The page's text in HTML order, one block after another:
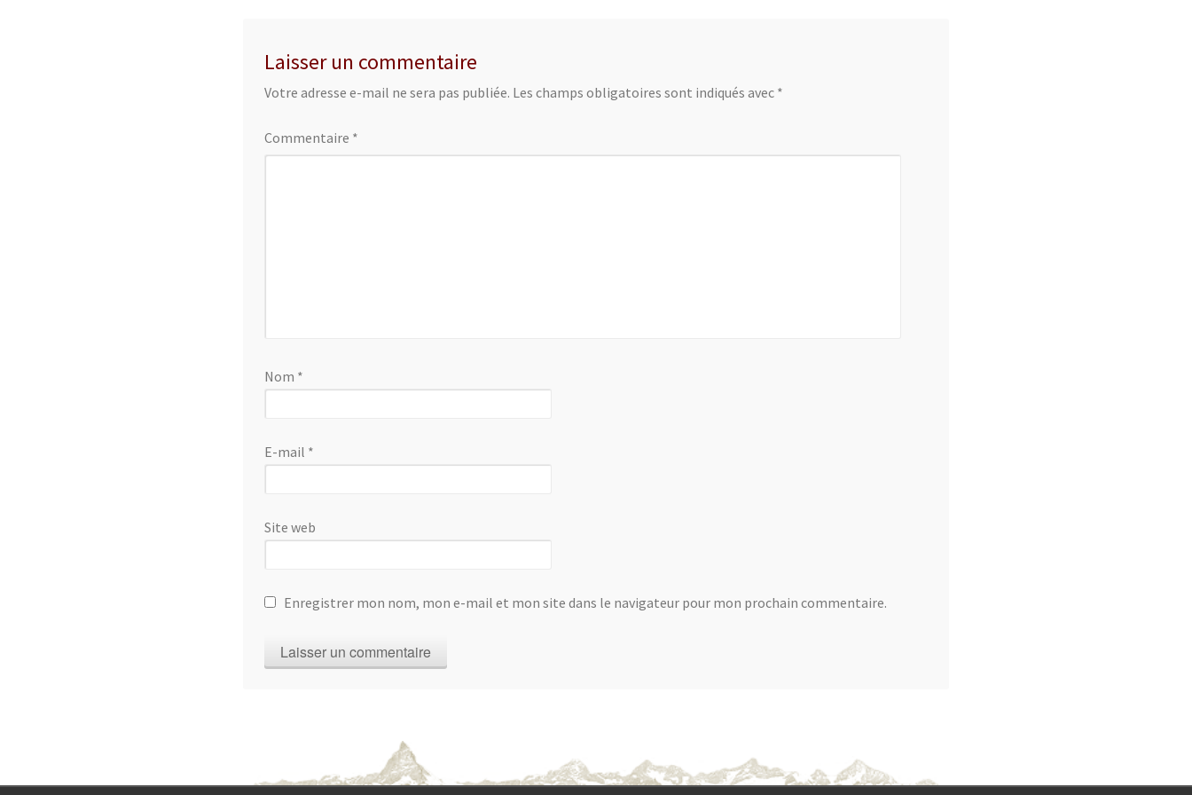
Laisser un commentaire
Votre adresse e-mail ne sera pas publiée. Les champs obligatoires sont indiqués avec *
Commentaire *
Nom *
E-mail *
Site web
Enregistrer mon nom, mon e-mail et mon site dans le navigateur pour mon prochain commentaire.